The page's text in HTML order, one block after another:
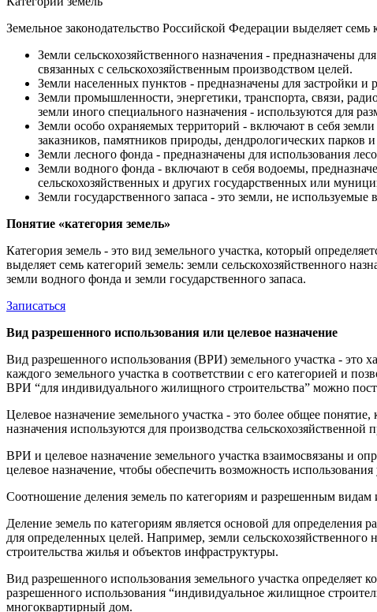
Земельное законодательство Российской Федерации выделяет семь
Земли сельскохозяйственного назначения - предназначены
связанных с сельскохозяйственным производством целей.
Земли населенных пунктов - предназначены для застройки и
Земли промышленности, энергетики, транспорта, связи,
земли иного специального назначения - используются для
Земли особо охраняемых территорий - включают в себя
заказников, памятников природы, дендрологических парков
Земли лесного фонда - предназначены для использования
Земли водного фонда - включают в себя водоемы,
сельскохозяйственных и других государственных или
Земли государственного запаса - это земли, не
Понятие «категория земель»
Категория земель - это вид земельного участка, который
выделяет семь категорий земель: земли сельскохозяйственного
земли водного фонда и земли государственного запаса.
Записаться
Вид разрешенного использования или целевое назначение
Вид разрешенного использования (ВРИ) земельного участка - это
каждого земельного участка в соответствии с его категорией и
ВРИ “для индивидуального жилищного строительства” можно
Целевое назначение земельного участка - это более общее
назначения используются для производства
ВРИ и целевое назначение земельного участка взаимосвязаны и
целевое назначение, чтобы обеспечить возможность
Соотношение деления земель по категориям и разрешенным видам
Деление земель по категориям является основой для определения
для определенных целей. Например, земли
строительства жилья и объектов инфраструктуры.
Вид разрешенного использования земельного участка определяет
разрешенного использования “индивидуальное жилищное
многоквартирный дом.